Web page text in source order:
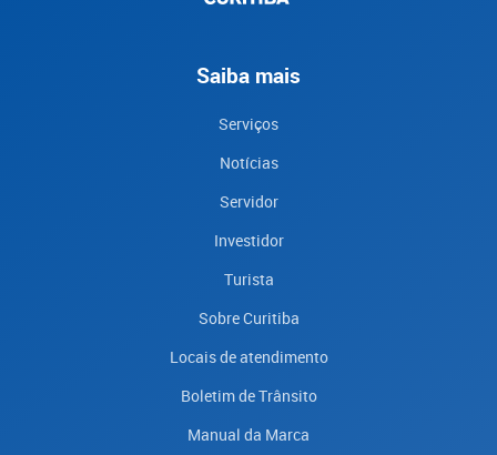
Saiba mais
Serviços
Notícias
Servidor
Investidor
Turista
Sobre Curitiba
Locais de atendimento
Boletim de Trânsito
Manual da Marca